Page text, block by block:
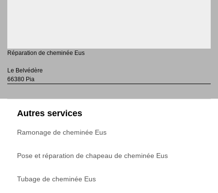
Réparation de cheminée Eus
Le Belvédère
66380 Pia
Autres services
Ramonage de cheminée Eus
Pose et réparation de chapeau de cheminée Eus
Tubage de cheminée Eus